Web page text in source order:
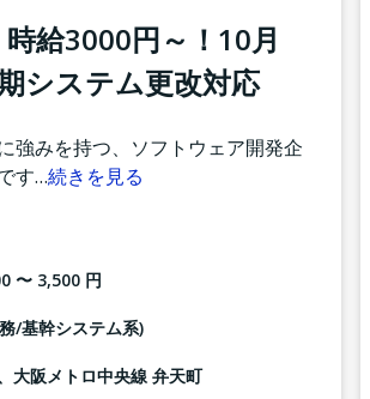
給3000円～！10月
システム更改対応
強みを持つ、ソフトウェア開発企
す…続きを見る
〜 3,500 円
/基幹システム系)
大阪メトロ中央線 弁天町